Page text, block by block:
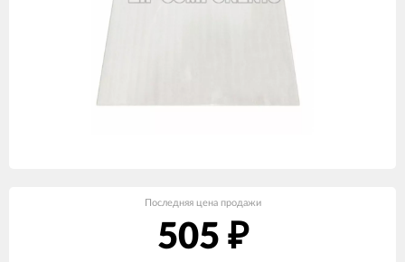
Последняя цена продажи
505 ₽